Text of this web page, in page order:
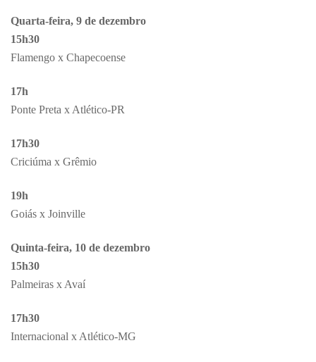
Quarta-feira, 9 de dezembro
15h30
Flamengo x Chapecoense
17h
Ponte Preta x Atlético-PR
17h30
Criciúma x Grêmio
19h
Goiás x Joinville
Quinta-feira, 10 de dezembro
15h30
Palmeiras x Avaí
17h30
Internacional x Atlético-MG